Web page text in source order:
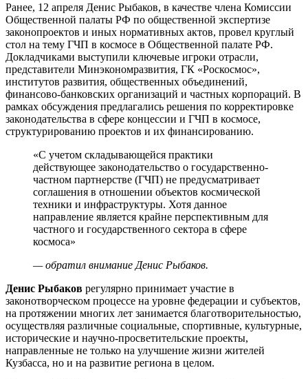
Ранее, 12 апреля Денис Рыбаков, в качестве члена Комиссии
Общественной палаты РФ по общественной экспертизе
законопроектов и иных нормативных актов, провел круглый
стол на тему ГЧП в космосе в Общественной палате РФ.
Докладчиками выступили ключевые игроки отрасли,
представители Минэкономразвития, ГК «Роскосмос»,
институтов развития, общественных объединений,
финансово-банковских организаций и частных корпораций. В
рамках обсуждения предлагались решения по корректировке
законодательства в сфере концессии и ГЧП в космосе,
структурированию проектов и их финансированию.
«С учетом складывающейся практики
действующее законодательство о государственно-
частном партнерстве (ГЧП) не предусматривает
соглашения в отношении объектов космической
техники и инфраструктуры. Хотя данное
направление является крайне перспективным для
частного и государственного сектора в сфере
космоса»
— обратил внимание Денис Рыбаков.
Денис Рыбаков регулярно принимает участие в
законотворческом процессе на уровне федерации и субъектов,
на протяжении многих лет занимается благотворительностью,
осуществляя различные социальные, спортивные, культурные,
исторические и научно-просветительские проекты,
направленные не только на улучшение жизни жителей
Кузбасса, но и на развитие региона в целом.